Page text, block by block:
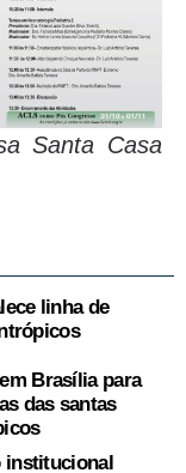
Santa Casa
linha de
Brasília para
das santas
institucional